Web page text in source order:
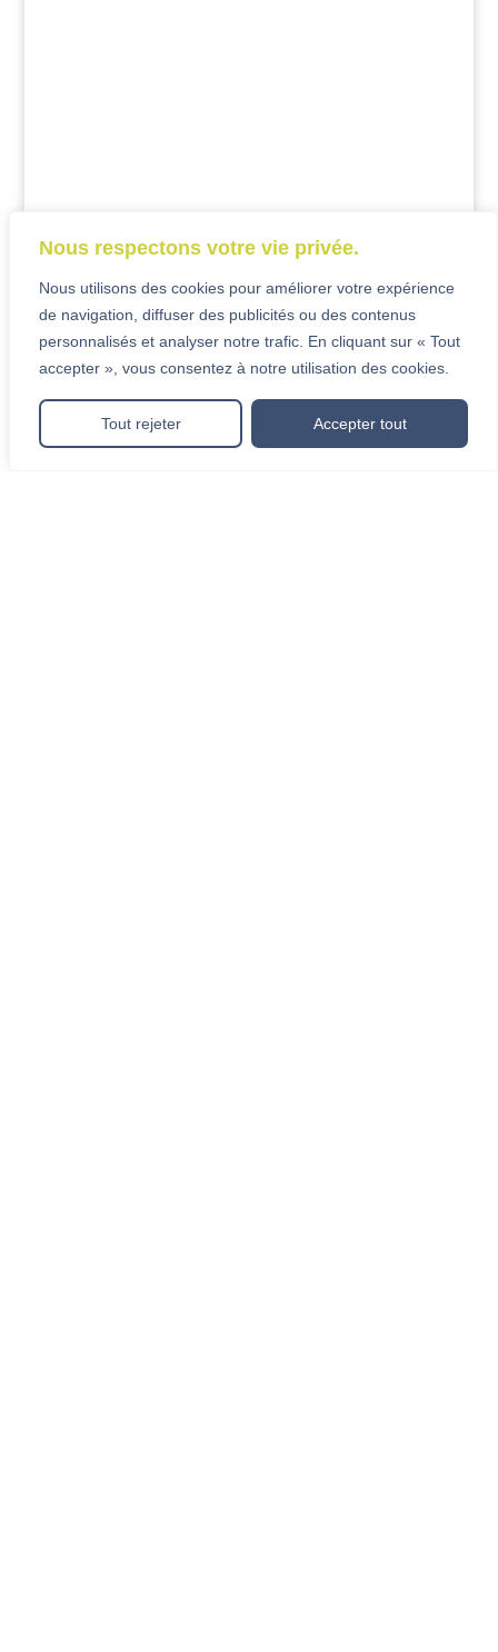
Nous respectons votre vie privée.
Nous utilisons des cookies pour améliorer votre expérience
de navigation, diffuser des publicités ou des contenus
personnalisés et analyser notre trafic. En cliquant sur « Tout
accepter », vous consentez à notre utilisation des cookies.
Tout rejeter Accepter tout